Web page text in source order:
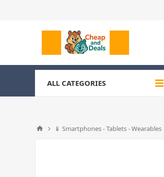
ALL CATEGORIES
📱 Smartphones - Tablets - Wearables